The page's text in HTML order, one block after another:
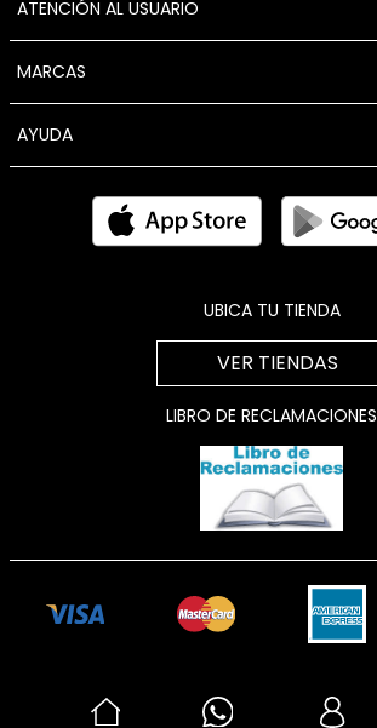
ATENCIÓN AL USUARIO
MARCAS
AYUDA
UBICA TU TIENDA
VER TIENDAS
LIBRO DE RECLAMACIONES
Sitio seguro Powered by